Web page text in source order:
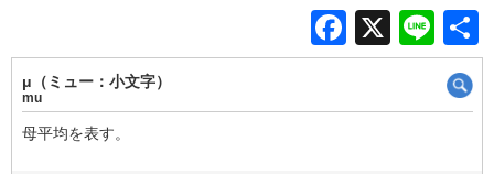
F
a
X
Li
n
e
μ（ミュー：小文字）
mu
母平均を表す。